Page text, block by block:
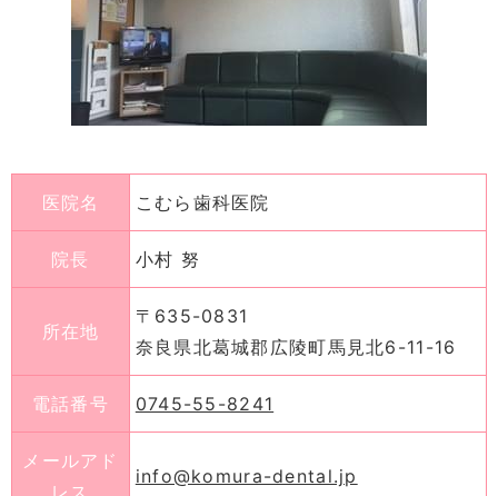
医院名 こむら歯科医院
院長 小村 努
所在地
〒635-0831
奈良県北葛城郡広陵町馬見北6-11-16
電話番号 0745-55-8241
メールアド
info@komura-dental.jp